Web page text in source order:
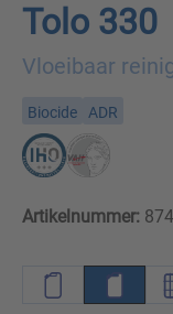
Tolo 330
Vloeibaar
Biocide ADR
Artikelnummer: